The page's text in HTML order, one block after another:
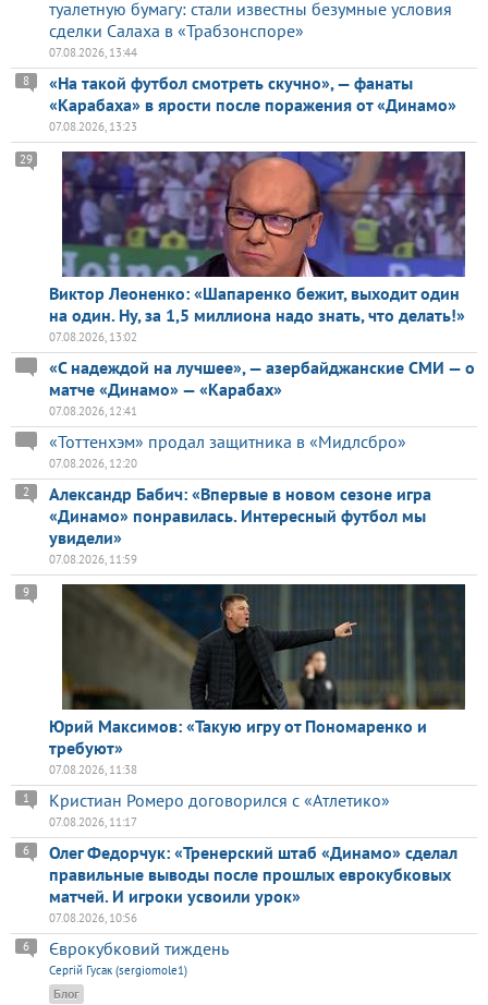
туалетную бумагу: стали известны безумные условия
сделки Салаха в «Трабзонспоре»
07.08.2026, 13:44
«На такой футбол смотреть скучно», — фанаты
«Карабаха» в ярости после поражения от «Динамо»
8
07.08.2026, 13:23
Виктор Леоненко: «Шапаренко бежит, выходит один
на один. Ну, за 1,5 миллиона надо знать, что делать!»
29
07.08.2026, 13:02
«С надеждой на лучшее», — азербайджанские СМИ — о
матче «Динамо» — «Карабах»
07.08.2026, 12:41
«Тоттенхэм» продал защитника в «Мидлсбро»
07.08.2026, 12:20
Александр Бабич: «Впервые в новом сезоне игра
«Динамо» понравилась. Интересный футбол мы
увидели»
2
07.08.2026, 11:59
Юрий Максимов: «Такую игру от Пономаренко и
требуют»
9
07.08.2026, 11:38
Кристиан Ромеро договорился с «Атлетико»
1
07.08.2026, 11:17
Олег Федорчук: «Тренерский штаб «Динамо» сделал
правильные выводы после прошлых еврокубковых
матчей. И игроки усвоили урок»
6
07.08.2026, 10:56
Єврокубковий тиждень
6
Сергій Гусак (sergiomole1)
Блог